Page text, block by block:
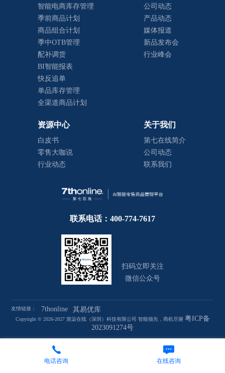
智能电商库存管理
季前商品计划
商品组合计划
季中OTB管理
配补调货
BI智能报表
快反追单
单品库存管理
全渠道商品计划
公司动态
产品动态
媒体报道
新品发布会
行业峰会
资源中心
白皮书
零售大咖说
行业动态
关于我们
第七在线简介
公司动态
联系我们
联系电话：400-774-7617
扫码立即关注
微信公众号
友情链接： 7thonline 其易优库
Copyright © 2026-2027 第柒在线（深圳）科技有限公司 智能领先，商机尽握 粤ICP备
2023091274号
电话咨询 在线咨询